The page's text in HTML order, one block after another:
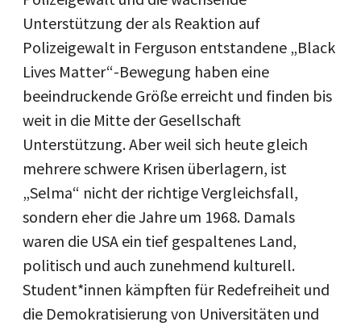
Unterstützung der als Reaktion auf
Polizeigewalt in Ferguson entstandene „Black
Lives Matter“-Bewegung haben eine
beeindruckende Größe erreicht und finden bis
weit in die Mitte der Gesellschaft
Unterstützung. Aber weil sich heute gleich
mehrere schwere Krisen überlagern, ist
„Selma“ nicht der richtige Vergleichsfall,
sondern eher die Jahre um 1968. Damals
waren die USA ein tief gespaltenes Land,
politisch und auch zunehmend kulturell.
Student*innen kämpften für Redefreiheit und
die Demokratisierung von Universitäten und